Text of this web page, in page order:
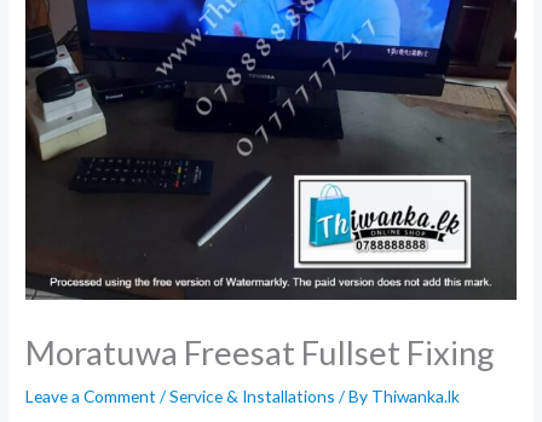
Moratuwa Freesat Fullset Fixing
Leave a Comment /Service & Installations / By Thiwanka.lk